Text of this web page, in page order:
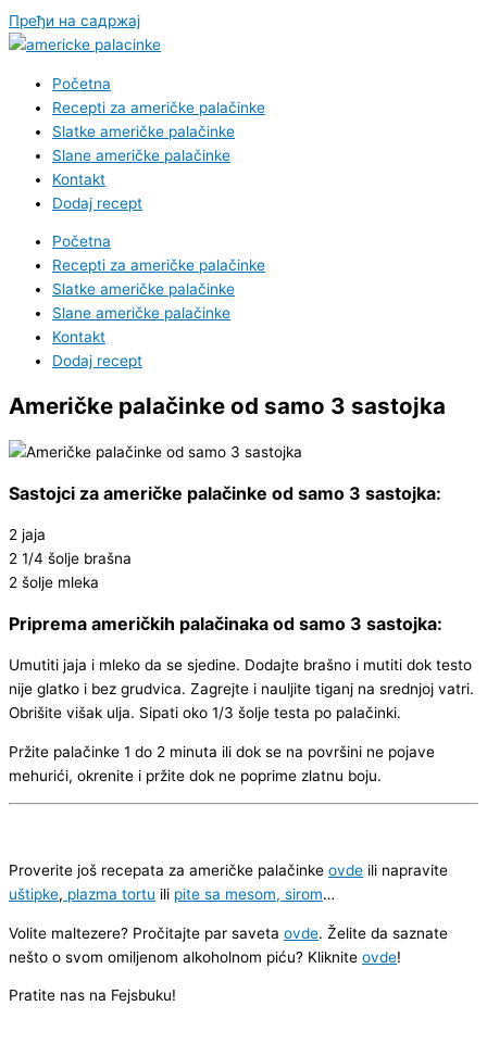
Пређи на садржај
Početna
Recepti za američke palačinke
Slatke američke palačinke
Slane američke palačinke
Kontakt
Dodaj recept
Početna
Recepti za američke palačinke
Slatke američke palačinke
Slane američke palačinke
Kontakt
Dodaj recept
Američke palačinke od samo 3 sastojka
Sastojci za američke palačinke od samo 3 sastojka:
2 jaja
2 1/4 šolje brašna
2 šolje mleka
Priprema američkih palačinaka od samo 3 sastojka:
Umutiti jaja i mleko da se sjedine. Dodajte brašno i mutiti dok testo
nije glatko i bez grudvica. Zagrejte i nauljite tiganj na srednjoj vatri.
Obrišite višak ulja. Sipati oko 1/3 šolje testa po palačinki.
Pržite palačinke 1 do 2 minuta ili dok se na površini ne pojave
mehurići, okrenite i pržite dok ne poprime zlatnu boju.
Proverite još recepata za američke palačinke ovde ili napravite
uštipke, plazma tortu ili pite sa mesom, sirom…
Volite maltezere? Pročitajte par saveta ovde. Želite da saznate
nešto o svom omiljenom alkoholnom piću? Kliknite ovde!
Pratite nas na Fejsbuku!